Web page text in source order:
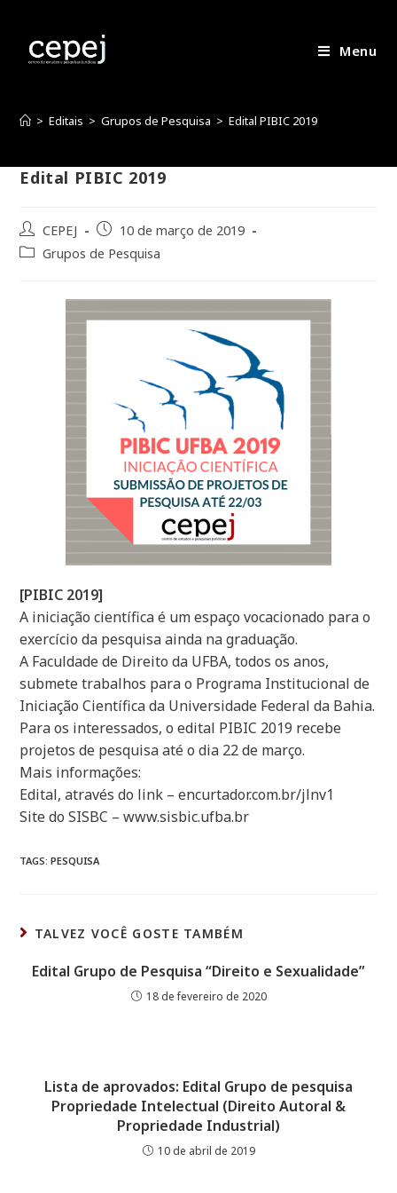
content
Menu
> Editais > Grupos de Pesquisa > Edital PIBIC 2019
Edital PIBIC 2019
Post
author:
CEPEJ
Post
published:
10 de março de 2019
PostGrupos de Pesquisa
[PIBIC 2019]
A iniciação científica é um espaço vocacionado para o
exercício da pesquisa ainda na graduação.
A Faculdade de Direito da UFBA, todos os anos,
submete trabalhos para o Programa Institucional de
Iniciação Científica da Universidade Federal da Bahia.
Para os interessados, o edital PIBIC 2019 recebe
projetos de pesquisa até o dia 22 de março.
Mais informações:
Edital, através do link – encurtador.com.br/jlnv1
Site do SISBC – www.sisbic.ufba.br
TAGS:PESQUISA
TALVEZ VOCÊ GOSTE TAMBÉM
Edital Grupo de Pesquisa “Direito e Sexualidade”
18 de fevereiro de 2020
Lista de aprovados: Edital Grupo de pesquisa
Propriedade Intelectual (Direito Autoral &
Propriedade Industrial)
10 de abril de 2019